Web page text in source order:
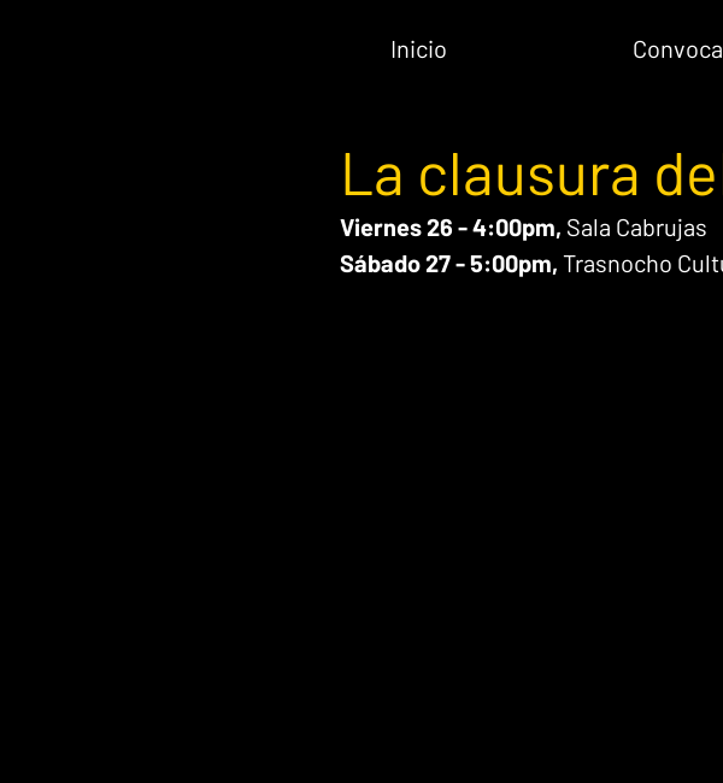
Inicio
La clausura
Viernes 26 - 4:00pm, Sala Cabrujas
Sábado 27 - 5:00pm, Trasnocho